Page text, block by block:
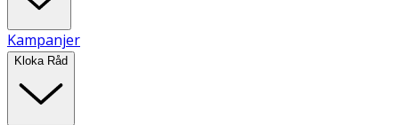
Kampanjer
Kloka Råd